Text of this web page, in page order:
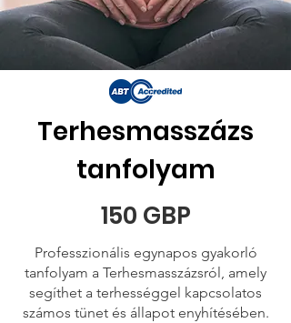
Terhesmasszázs
tanfolyam
150 GBP
Professzionális egynapos gyakorló
tanfolyam a Terhesmasszázsról, amely
segíthet a terhességgel kapcsolatos
számos tünet és állapot enyhítésében.